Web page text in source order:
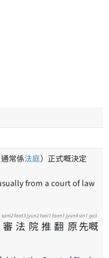
常係法庭）正式嘅決定
from a court of law
審
sam2
法
faat3
院
jyun2
推
teoi1
翻
faan1
原
jyun4
先
sin1
嘅
ge3